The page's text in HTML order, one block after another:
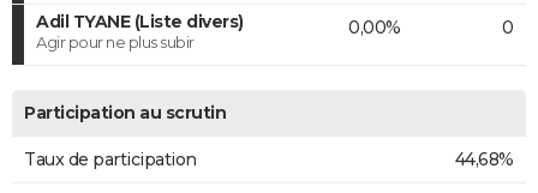
Adil TYANE (Liste divers)
Agir pour ne plus subir
0,00% 0
Participation au scrutin
Taux de participation 44,68%